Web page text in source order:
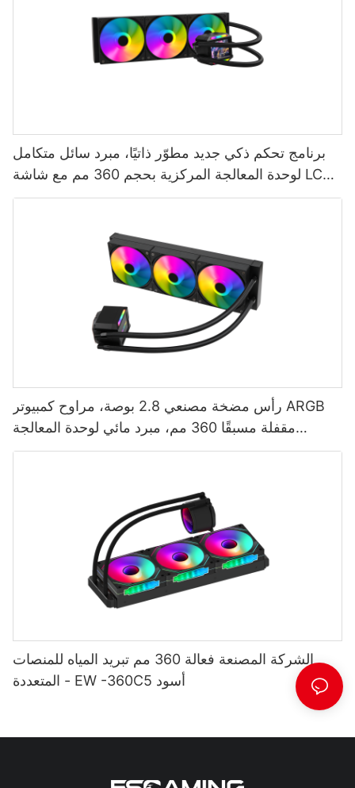
برنامج تحكم ذكي جديد مطوّر ذاتيًا، مبرد سائل متكامل
لوحدة المعالجة المركزية بحجم 360 مم مع شاشة LCD،
AURORA ELITE-1773913805412865
رأس مضخة مصنعي 2.8 بوصة، مراوح كمبيوتر ARGB
مقفلة مسبقًا 360 مم، مبرد مائي لوحدة المعالجة
المركزية من AURORA
الشركة المصنعة فعالة 360 مم تبريد المياه للمنصات
المتعددة - EW -360C5 أسود